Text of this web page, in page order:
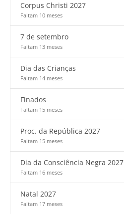
Corpus Christi 2027
Faltam 10 meses
7 de setembro
Faltam 13 meses
Dia das Crianças
Faltam 14 meses
Finados
Faltam 15 meses
Proc. da República 2027
Faltam 15 meses
Dia da Consciência Negra 2027
Faltam 16 meses
Natal 2027
Faltam 17 meses